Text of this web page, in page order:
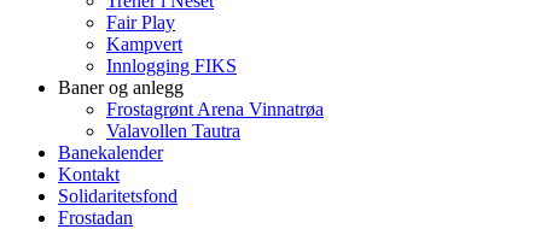
Fair Play
Kampvert
Innlogging FIKS
Baner og anlegg
Frostagrønt Arena Vinnatrøa
Valavollen Tautra
Banekalender
Kontakt
Solidaritetsfond
Frostadan